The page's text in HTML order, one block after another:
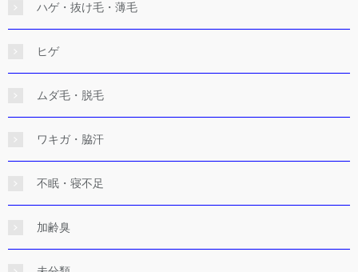
ハゲ・抜け毛・薄毛
ヒゲ
ムダ毛・脱毛
ワキガ・脇汗
不眠・寝不足
加齢臭